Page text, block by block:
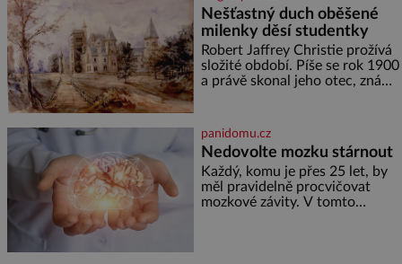
raději jen skrápí svěcenou
vodou. Za několik dní divné
burácení skutečně ustane. Když
o mnoho let později hrobku
Nešťastný duch oběšené
milenky děsí studentky
Robert Jaffrey Christie prožívá
složité období. Píše se rok 1900
a právě skonal jeho otec, známý
ale doprovázena ohromným
dědictvím
panidomu.cz
Nedovolte mozku stárnout
Každý, komu je přes 25 let, by
měl pravidelně procvičovat
mozkové závity. V tomto